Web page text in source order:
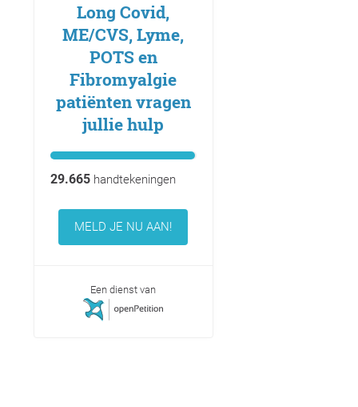
Long Covid,
ME/CVS, Lyme,
POTS en
Fibromyalgie
patiënten vragen
jullie hulp
29.665handtekeningen
MELD JE NU AAN!
Een dienst van